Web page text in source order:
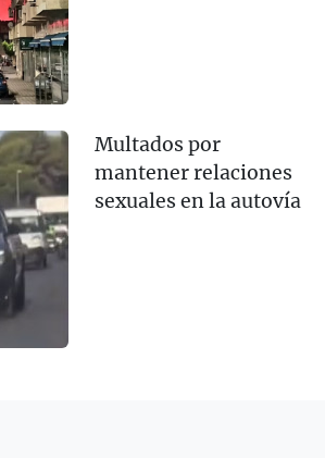
Multados por
mantener relaciones
sexuales en la autovía